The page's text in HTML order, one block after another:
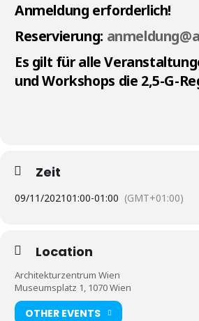
Anmeldung erforderlich!
Reservierung:
Es gilt für alle
und Workshops die 2,5-G-
Zeit
09/11/202101:00-01:00 (GMT+01:00)
Location
Architekturzentrum Wien
Museumsplatz 1, 1070 Wien
OTHER EVENTS